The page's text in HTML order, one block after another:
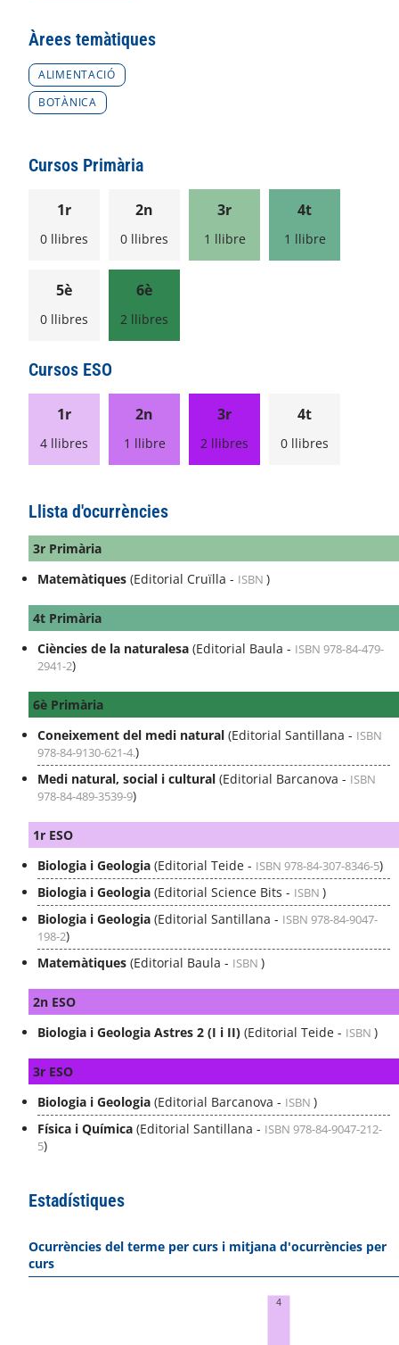
Àrees temàtiques
ALIMENTACIÓ
BOTÀNICA
Cursos Primària
1r
0 llibres
2n
0 llibres
3r
1 llibre
4t
1 llibre
5è
0 llibres
6è
2 llibres
Cursos ESO
1r
4 llibres
2n
1 llibre
3r
2 llibres
4t
0 llibres
Llista d'ocurrències
3r Primària
Matemàtiques (Editorial Cruïlla - ISBN )
4t Primària
Ciències de la naturalesa (Editorial Baula - ISBN 978-84-479-
2941-2)
6è Primària
Coneixement del medi natural (Editorial Santillana - ISBN
978-84-9130-621-4.)
Medi natural, social i cultural (Editorial Barcanova - ISBN
978-84-489-3539-9)
1r ESO
Biologia i Geologia (Editorial Teide - ISBN 978-84-307-8346-5)
Biologia i Geologia (Editorial Science Bits - ISBN )
Biologia i Geologia (Editorial Santillana - ISBN 978-84-9047-
198-2)
Matemàtiques (Editorial Baula - ISBN )
2n ESO
Biologia i Geologia Astres 2 (I i II) (Editorial Teide - ISBN )
3r ESO
Biologia i Geologia (Editorial Barcanova - ISBN )
Física i Química (Editorial Santillana - ISBN 978-84-9047-212-
5)
Estadístiques
Ocurrències del terme per curs i mitjana d'ocurrències per
curs
4